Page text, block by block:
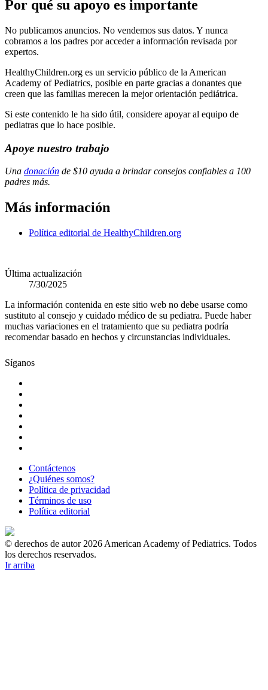
Por qué su apoyo es importante
No publicamos anuncios. No vendemos sus datos. Y nunca
cobramos a los padres por acceder a información revisada por
expertos.
HealthyChildren.org es un servicio público de la American
Academy of Pediatrics, posible en parte gracias a donantes que
creen que las familias merecen la mejor orientación pediátrica.
Si este contenido le ha sido útil, considere apoyar al equipo de
pediatras que lo hace posible.
Apoye nuestro trabajo
Una donación de $10 ayuda a brindar consejos confiables a 100
padres más.
Más información
Política editorial de HealthyChildren.org
Última actualización
7/30/2025
La información contenida en este sitio web no debe usarse como
sustituto al consejo y cuidado médico de su pediatra. Puede haber
muchas variaciones en el tratamiento que su pediatra podría
recomendar basado en hechos y circunstancias individuales.
Síganos
Contáctenos
¿Quiénes somos?
Política de privacidad
Términos de uso
Política editorial
© derechos de autor 2026 American Academy of Pediatrics. Todos
los derechos reservados.
Ir arriba